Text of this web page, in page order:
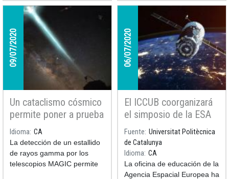
últimas semanas.
tridimensional del Universo
jamás creado, que llena los
vacíos más significativos en
nuestra exploración de la
historia del cosmos.
09/07/2020
Un cataclismo cósmico
permite poner a prueba
la estructura cuántica
del espacio- tiempo
Idioma CA
La detección de un estallido
de rayos gamma por los
telescopios MAGIC permite
06/07/2020
El ICCUB coorganizará
el simposio de la ESA
dedicado a la próxima
generación de
científicos e ingenieros
espaciales
Fuente Universitat Politècnica
de Catalunya
Idioma CA
La oficina de educación de la
Agencia Espacial Europea ha